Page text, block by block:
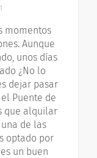
momentos
Aunque
unos días
¿No lo
dejar pasar
Puente de
que alquilar
de las
optado por
un buen